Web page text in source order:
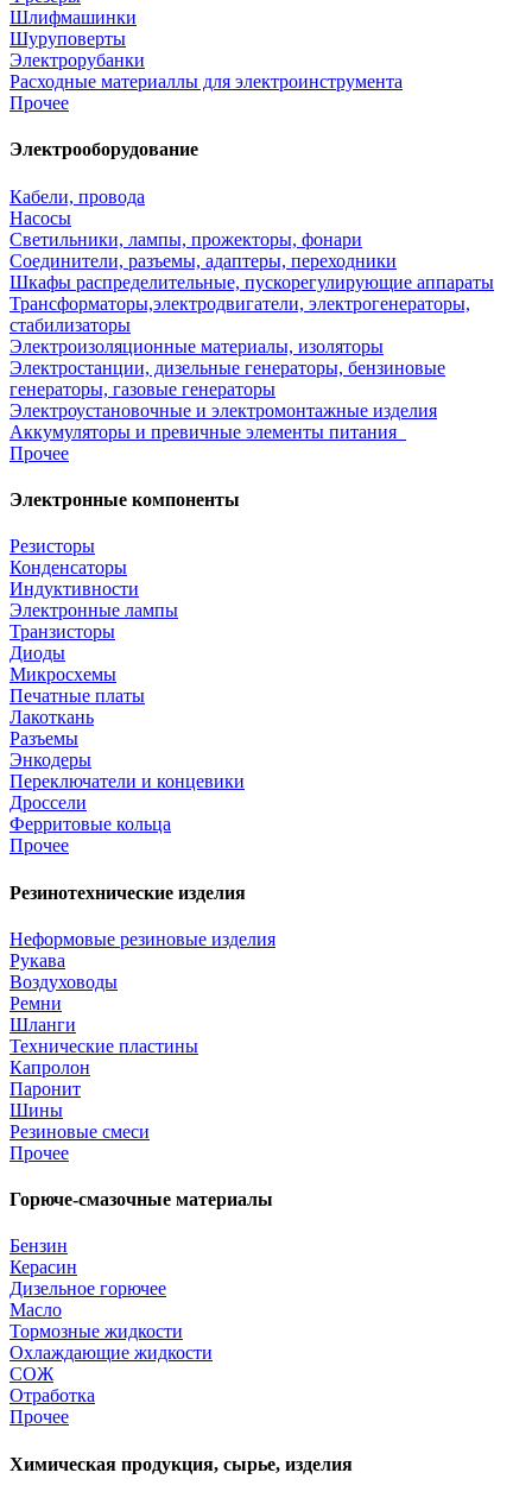
Шлифмашинки
Шуруповерты
Электрорубанки
Расходные материаллы для электроинструмента
Прочее
Электрооборудование
Кабели, провода
Насосы
Светильники, лампы, прожекторы, фонари
Соединители, разъемы, адаптеры, переходники
Шкафы распределительные, пускорегулирующие аппараты
Трансформаторы,электродвигатели, электрогенераторы,
стабилизаторы
Электроизоляционные материалы, изоляторы
Электростанции, дизельные генераторы, бензиновые
генераторы, газовые генераторы
Электроустановочные и электромонтажные изделия
Аккумуляторы и превичные элементы питания
Прочее
Электронные компоненты
Резисторы
Конденсаторы
Индуктивности
Электронные лампы
Транзисторы
Диоды
Микросхемы
Печатные платы
Лакоткань
Разъемы
Энкодеры
Переключатели и концевики
Дроссели
Ферритовые кольца
Прочее
Резинотехнические изделия
Неформовые резиновые изделия
Рукава
Воздуховоды
Ремни
Шланги
Технические пластины
Капролон
Паронит
Шины
Резиновые смеси
Прочее
Горюче-смазочные материалы
Бензин
Керасин
Дизельное горючее
Масло
Тормозные жидкости
Охлаждающие жидкости
СОЖ
Отработка
Прочее
Химическая продукция, сырье, изделия